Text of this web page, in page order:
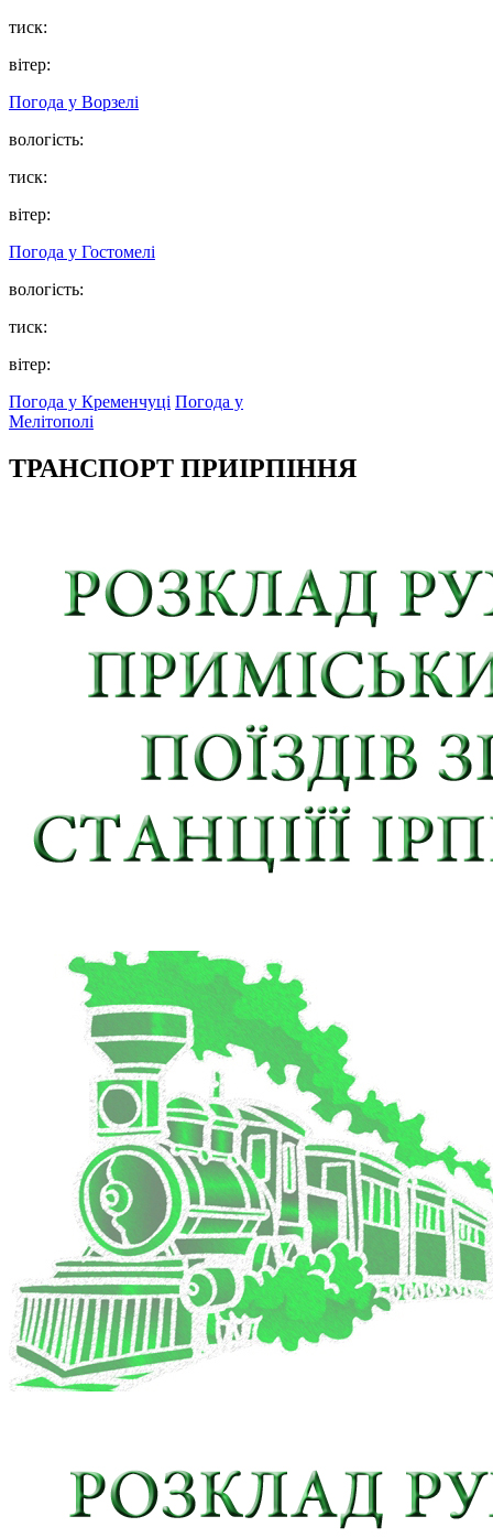
тиск:
вітер:
Погода у Ворзелі
вологість:
тиск:
вітер:
Погода у Гостомелі
вологість:
тиск:
вітер:
Погода у Кременчуці Погода у
Мелітополі
ТРАНСПОРТ ПРИІРПІННЯ